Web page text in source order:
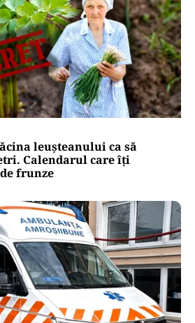
unde trotinetele vor fi
Cine riscă amenzi de până